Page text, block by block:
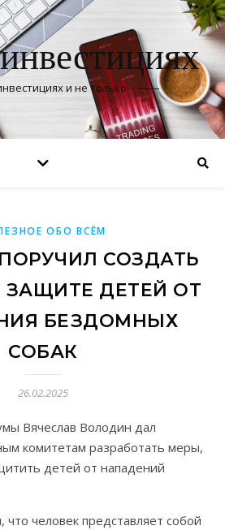
и не только
ОБО ВСЁМ
СОЗДАТЬ
ДЕТЕЙ ОТ
БЕЗДОМНЫХ
СОБАК
26.02.2025
Вячеслав Володин дал
комитетам разработать меры,
детей от нападений
человек представляет собой